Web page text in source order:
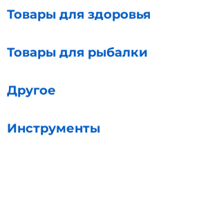
Товары для здоровья
Товары для рыбалки
Другое
Инструменты